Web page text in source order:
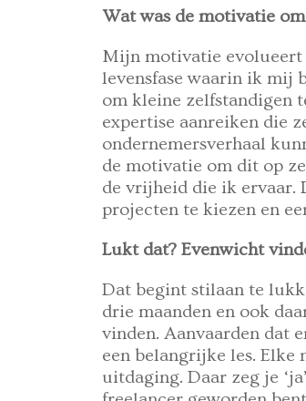
Wat was de motivatie
Mijn motivatie evolueert
levensfase waarin ik mij
om kleine zelfstandigen
expertise aanreiken die
ondernemersverhaal
de motivatie om dit op
de vrijheid die ik ervaar.
projecten te kiezen en
Lukt dat? Evenwicht
Dat begint stilaan te
drie maanden en ook
vinden. Aanvaarden dat
een belangrijke les. Elke
uitdaging. Daar zeg je